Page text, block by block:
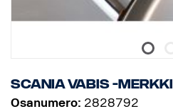
Scania Vabis -merkki
Osanumero: 2828792